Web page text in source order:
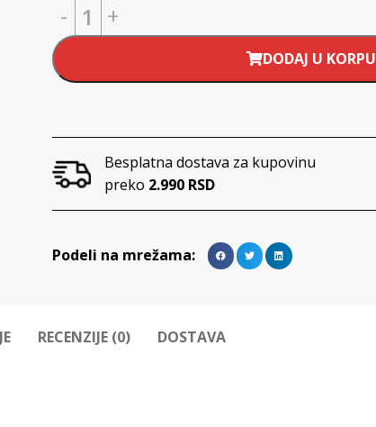
DODAJ U KORPU
Besplatna dostava za kupovinu
preko 2.990 RSD
Podeli na mrežama:
RECENZIJE (0) DOSTAVA